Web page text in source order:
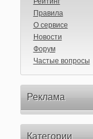
Правила
О сервисе
Новости
Форум
Частые вопросы
Реклама
Категории